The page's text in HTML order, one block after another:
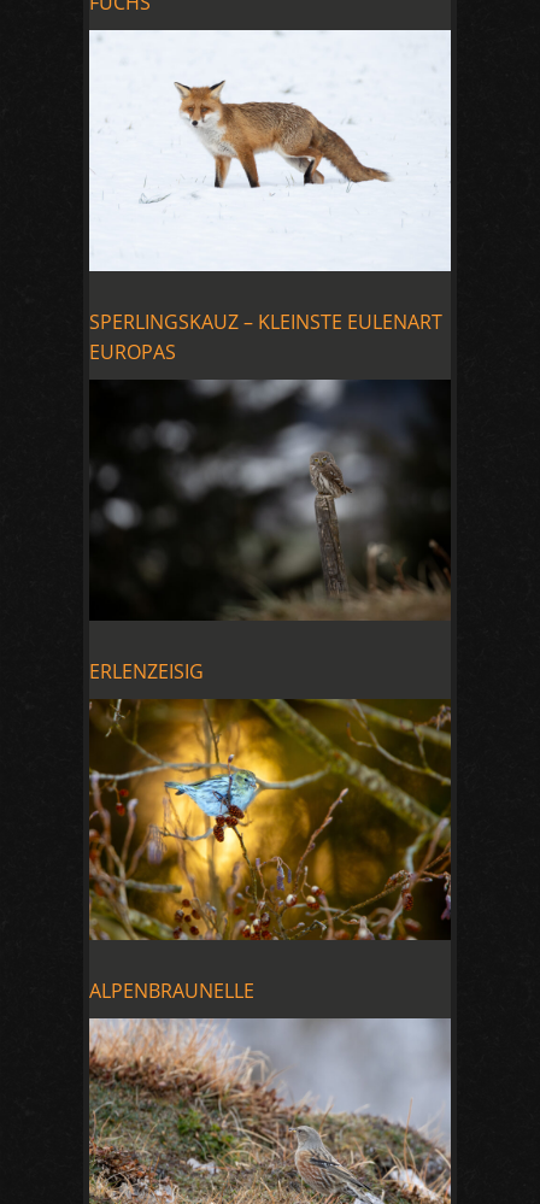
SPERLINGSKAUZ – KLEINSTE EULENART
EUROPAS
ERLENZEISIG
ALPENBRAUNELLE